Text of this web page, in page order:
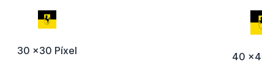
30 x30 Píxel 40